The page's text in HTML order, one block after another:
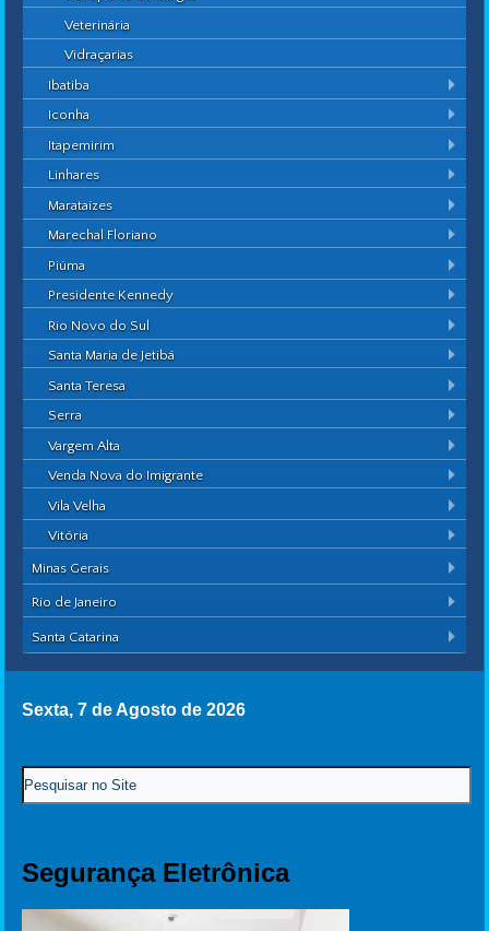
Veterinária
Vidraçarias
Ibatiba
Iconha
Itapemirim
Linhares
Marataízes
Marechal Floriano
Piúma
Presidente Kennedy
Rio Novo do Sul
Santa Maria de Jetibá
Santa Teresa
Serra
Vargem Alta
Venda Nova do Imigrante
Vila Velha
Vitória
Minas Gerais
Rio de Janeiro
Santa Catarina
Sexta, 7 de Agosto de 2026
Segurança Eletrônica